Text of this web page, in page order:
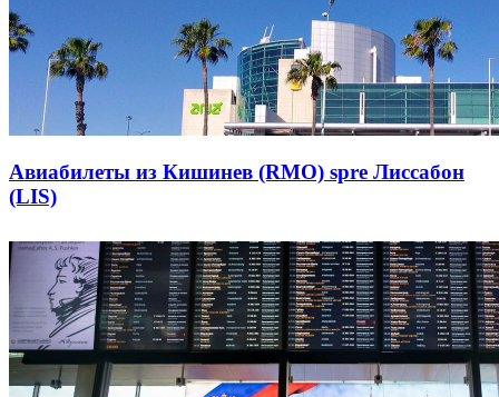
Авиабилеты из Кишинев (RMO) spre Лиссабон
(LIS)